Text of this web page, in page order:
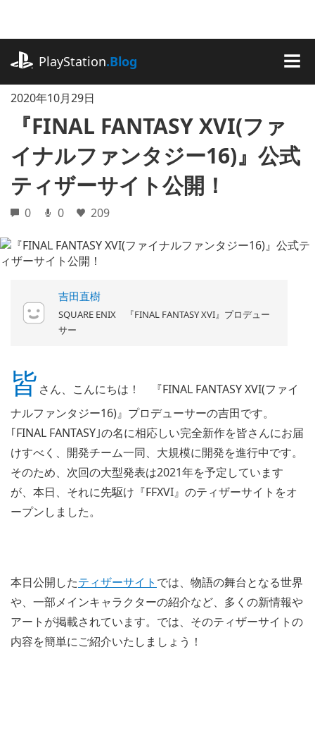
に
ッ
PlayStation.Blog
2020年10月29日
『FINAL FANTASY XVI(ファ
イナルファンタジー16)』公式
ティザーサイト公開！
0 0 209
吉田直樹
SQUARE ENIX 『FINAL FANTASY XVI』プロデュー
サー
皆 さん、こんにちは！ 『FINAL FANTASY XVI(ファイ
ナルファンタジー16)』プロデューサーの吉田です。
｢FINAL FANTASY｣の名に相応しい完全新作を皆さんにお届
けすべく、開発チーム一同、大規模に開発を進行中です。
そのため、次回の大型発表は2021年を予定しています
が、本日、それに先駆け『FFXVI』のティザーサイトをオ
ープンしました。
本日公開したティザーサイト では、物語の舞台となる世界
や、一部メインキャラクターの紹介など、多くの新情報や
アートが掲載されています。では、そのティザーサイトの
内容を簡単にご紹介いたしましょう！